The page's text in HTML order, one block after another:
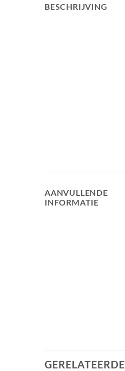
BESCHRIJVING
AANVULLENDE
INFORMATIE